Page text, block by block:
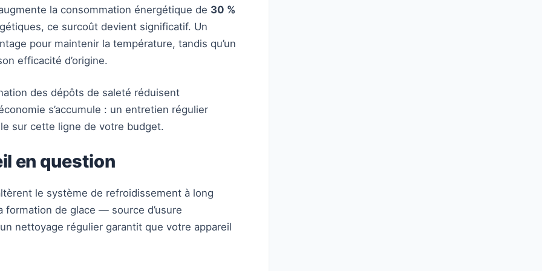
la consommation énergétique de 30 %
ce surcoût devient significatif. Un
pour maintenir la température, tandis qu’un
efficacité d’origine.
des dépôts de saleté réduisent
s’accumule : un entretien régulier
sur cette ligne de votre budget.
en question
le système de refroidissement à long
de glace — source d’usure
nettoyage régulier garantit que votre appareil